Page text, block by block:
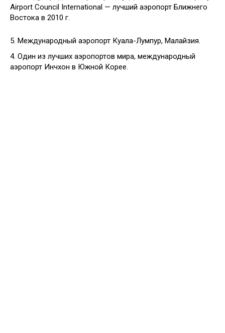
Airport Council International — лучший аэропорт Ближнего
Востока в 2010 г.
5. Международный аэропорт Куала-Лумпур, Малайзия.
4. Один из лучших аэропортов мира, международный
аэропорт Инчхон в Южной Корее.